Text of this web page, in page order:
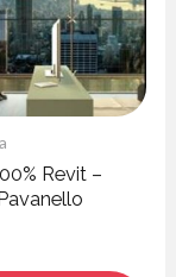
Revit –